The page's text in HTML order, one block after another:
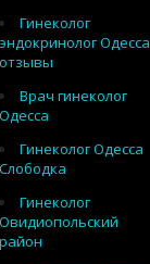
Гинеколог
эндокринолог Одесса
отзывы
Врач гинеколог
Одесса
Гинеколог Одесса
Слободка
Гинеколог
Овидиопольский
район